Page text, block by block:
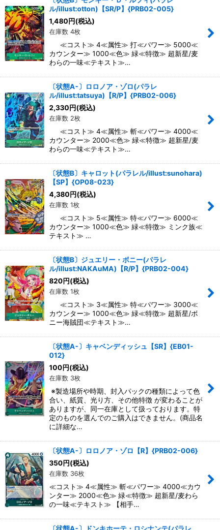
ル/illust:otton)【SR/P】{PRB02-005}
1,480円(税込)
在庫数 4枚
≪コスト≫ 4≪属性≫ 打≪パワー≫ 5000≪
カウンター≫ 1000≪色≫ 緑≪特徴≫ 超新星/麦
わらの一味≪テキスト≫…
〔状態A-〕ロロノア・ゾロ(パラレ
ル/illust:tatsuya)【R/P】{PRB02-006}
2,330円(税込)
在庫数 2枚
≪コスト≫ 4≪属性≫ 斬≪パワー≫ 4000≪
カウンター≫ 2000≪色≫ 緑≪特徴≫ 超新星/麦
わらの一味≪テキスト≫…
〔状態B〕キャロット(パラレル/illust:sunohara)
【SP】{OP08-023}
4,380円(税込)
在庫数 1枚
≪コスト≫ 5≪属性≫ 特≪パワー≫ 6000≪
カウンター≫ 1000≪色≫ 緑≪特徴≫ ミンク族≪
テキスト≫ …
〔状態B〕ジュエリー・ボニー(パラレ
ル/illust:NAKAuMA)【R/P】{PRB02-004}
820円(税込)
在庫数 1枚
≪コスト≫ 3≪属性≫ 特≪パワー≫ 3000≪
カウンター≫ 1000≪色≫ 緑≪特徴≫ 超新星/ボ
ニー海賊団≪テキスト≫…
〔状態A-〕キャベンディッシュ【SR】{EB01-
012}
100円(税込)
在庫数 3枚
※製造場所や時期、封入パックの種類によって色
合い、紙質、光り方、その他特徴 が変わることが
ありますが、同一在庫として扱っております。特
定のものを選んでのご購入はできません。(商品名
に詳細な…
〔状態A-〕ロロノア・ゾロ【R】{PRB02-006}
350円(税込)
在庫数 36枚
≪コスト≫ 4≪属性≫ 斬≪パワー≫ 4000≪カウ
ンター≫ 2000≪色≫ 緑≪特徴≫ 超新星/麦わら
の一味≪テキスト≫ 【相手…
〔状態A-〕ドンキホーテ・ロシナンテ(パラレ